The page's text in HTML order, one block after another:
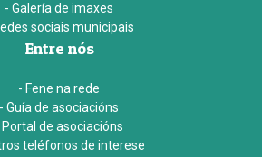
- Galería de imaxes
sociais municipais
Entre nós
- Fene na rede
- Guía de asociacións
Portal de asociacións
teléfonos de interese